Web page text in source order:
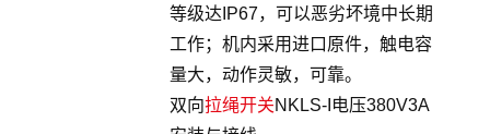
等级达IP67，可以恶劣坏境中长期
工作；机内采用进口原件，触电容
量大，动作灵敏，可靠。
双向拉绳开关NKLS-I电压380V3A